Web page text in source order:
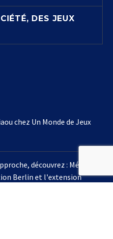
DES JEUX
chez Un Monde de Jeux
découvrez : Méli
Berlin et l'extension